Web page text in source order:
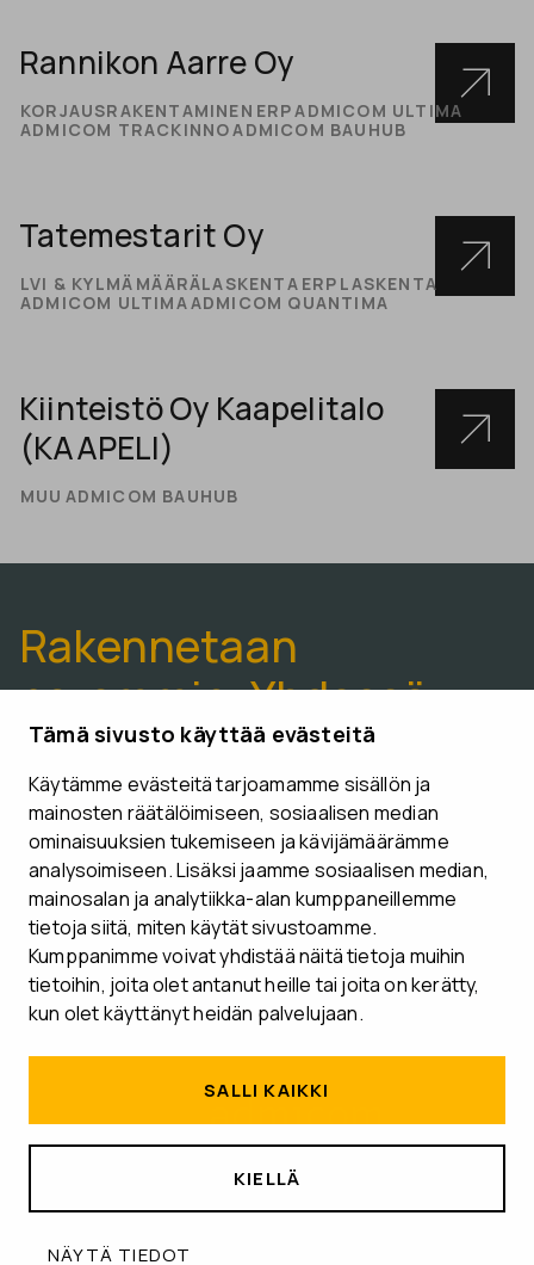
Tämä sivusto käyttää evästeitä
Käytämme evästeitä tarjoamamme sisällön ja
mainosten räätälöimiseen, sosiaalisen median
ominaisuuksien tukemiseen ja kävijämäärämme
analysoimiseen. Lisäksi jaamme sosiaalisen median,
mainosalan ja analytiikka-alan kumppaneillemme
tietoja siitä, miten käytät sivustoamme.
Kumppanimme voivat yhdistää näitä tietoja muihin
tietoihin, joita olet antanut heille tai joita on kerätty,
kun olet käyttänyt heidän palvelujaan.
SALLI KAIKKI
KIELLÄ
NÄYTÄ TIEDOT
Rannikon Aarre Oy
KORJAUSRAKENTAMINEN ERPADMICOM ULTIMA
ADMICOM TRACKINNOADMICOM BAUHUB
Tatemestarit Oy
LVI & KYLMÄ MÄÄRÄLASKENTA ERP LASKENTA
ADMICOM ULTIMAADMICOM QUANTIMA
Kiinteistö Oy Kaapelitalo
(KAAPELI)
MUU ADMICOM BAUHUB
Rakennetaan
paremmin. Yhdessä.
VARAA ESITTELYAIKA
Seuraa meitä
TOIMIALAT
Tietosuoja ja tietoturva